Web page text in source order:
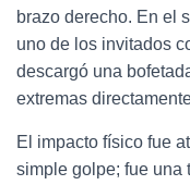
brazo derecho. En el
uno de los invitados
descargó una
extremas
El impacto físico fue
simple golpe; fue una